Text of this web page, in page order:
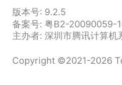
版本号: 9.2.5
备案号: 粤B2-20090059-
主办者: 深圳市腾讯计算机
Copyright ©2021-2026